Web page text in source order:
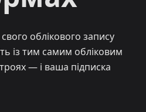
облікового запису
із тим самим обліковим
— і ваша підписка